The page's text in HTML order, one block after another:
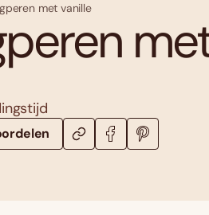
met vanille